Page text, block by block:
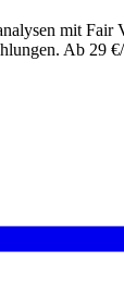
mit Fair
Ab 29